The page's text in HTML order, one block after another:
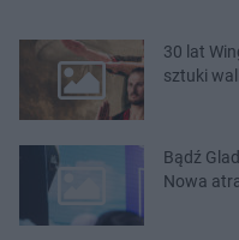
30 lat
sztuki
Bądź
Nowa